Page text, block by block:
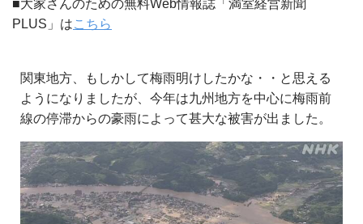
■大家さんのための無料Web情報誌「満室経営新聞
PLUS」はこちら
関東地方、もしかして梅雨明けしたかな・・と思える
ようになりましたが、今年は九州地方を中心に梅雨前
線の停滞からの豪雨によって甚大な被害が出ました。